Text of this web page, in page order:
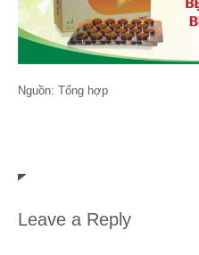
Nguồn: Tổng hợp
Leave a Reply